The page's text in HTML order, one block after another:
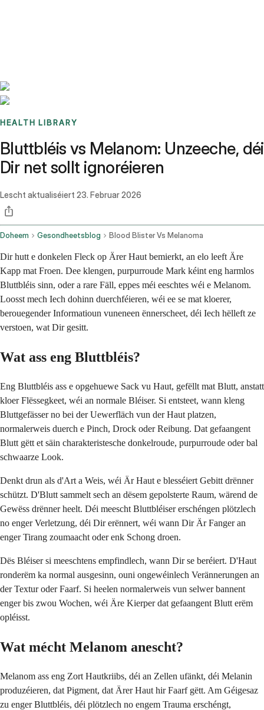
HEALTH LIBRARY
Bluttbléis vs Melanom: Unzeeche, déi
Dir net sollt ignoréieren
Lescht aktualiséiert 23. Februar 2026
Doheem Gesondheetsblog Blood Blister Vs Melanoma
Dir hutt e donkelen Fleck op Ärer Haut bemierkt, an elo leeft Äre
Kapp mat Froen. Dee klengen, purpurroude Mark kéint eng harmlos
Bluttbléis sinn, oder a rare Fäll, eppes méi eeschtes wéi e Melanom.
Loosst mech Iech dohinn duerchféieren, wéi ee se mat kloerer,
berouegender Informatioun vuneneen ënnerscheet, déi Iech hëlleft ze
verstoen, wat Dir gesitt.
Wat ass eng Bluttbléis?
Eng Bluttbléis ass e opgehuewe Sack vu Haut, gefëllt mat Blutt, anstatt
kloer Flëssegkeet, wéi an normale Bléiser. Si entsteet, wann kleng
Bluttgefässer no bei der Uewerfläch vun der Haut platzen,
normalerweis duerch e Pinch, Drock oder Reibung. Dat gefaangent
Blutt gëtt et säin charakteristesche donkelroude, purpurroude oder bal
schwaarze Look.
Denkt drun als d'Art a Weis, wéi Är Haut e blesséiert Gebitt drënner
schützt. D'Blutt sammelt sech an dësem gepolsterte Raum, wärend de
Gewëss drënner heelt. Déi meescht Bluttbléiser erschéngen plötzlech
no enger Verletzung, déi Dir erënnert, wéi wann Dir Är Fanger an
enger Tirang zoumaacht oder enk Schong droen.
Dës Bléiser si meeschtens empfindlech, wann Dir se beréiert. D'Haut
ronderëm ka normal ausgesinn, ouni ongewéinlech Verännerungen an
der Textur oder Faarf. Si heelen normalerweis vun selwer bannent
enger bis zwou Wochen, wéi Äre Kierper dat gefaangent Blutt erëm
opléisst.
Wat mécht Melanom anescht?
Melanom ass eng Zort Hautkriibs, déi an Zellen ufänkt, déi Melanin
produzéieren, dat Pigment, dat Ärer Haut hir Faarf gëtt. Am Géigesaz
zu enger Bluttbléis, déi plötzlech no engem Trauma erschéngt,